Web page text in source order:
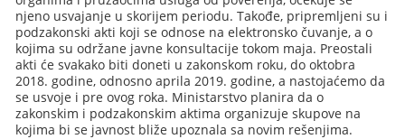
njeno usvajanje u skorijem periodu. Takođe, pripremljeni su i
podzakonski akti koji se odnose na elektronsko čuvanje, a o
kojima su održane javne konsultacije tokom maja. Preostali
akti će svakako biti doneti u zakonskom roku, do oktobra
2018. godine, odnosno aprila 2019. godine, a nastojaćemo da
se usvoje i pre ovog roka. Ministarstvo planira da o
zakonskim i podzakonskim aktima organizuje skupove na
kojima bi se javnost bliže upoznala sa novim rešenjima.